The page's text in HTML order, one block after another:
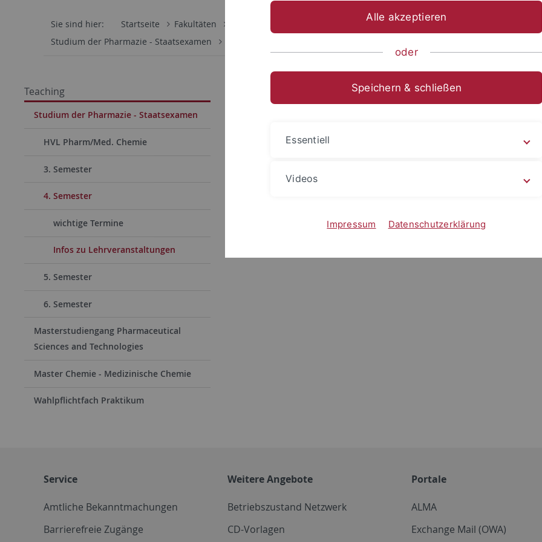
Sie sind hier: Startseite Fakultäten Mathematisch-Naturwissenschaftliche Fakultät ...
Studium der Pharmazie - Staatsexamen
Teaching
Studium der Pharmazie - Staatsexamen
HVL Pharm/Med. Chemie
3. Semester
4. Semester
wichtige Termine
Infos zu Lehrveranstaltungen
5. Semester
6. Semester
Masterstudiengang Pharmaceutical
Sciences and Technologies
Master Chemie - Medizinische Chemie
Wahlpflichtfach Praktikum
Service
Amtliche Bekanntmachungen
Barrierefreie Zugänge
Weitere Angebote
Betriebszustand Netzwerk
CD-Vorlagen
Portale
ALMA
Exchange Mail (OWA)
Alle akzeptieren
oder
Speichern & schließen
Essentiell
Videos
Impressum Datenschutzerklärung